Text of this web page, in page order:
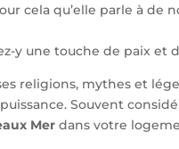
cela qu’elle parle à
y une touche de paix et
religions, mythes et
Souvent
Mer dans votre